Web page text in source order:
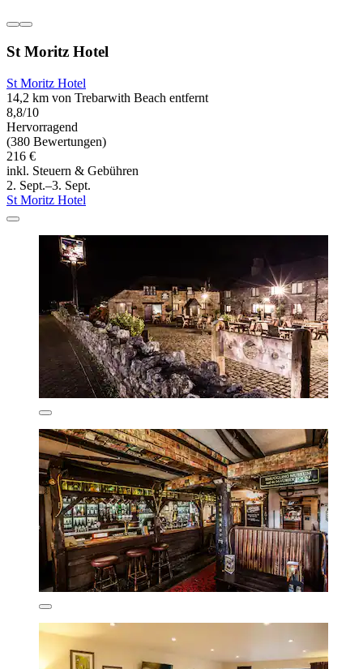
St Moritz Hotel
St Moritz Hotel
14,2 km von Trebarwith Beach entfernt
8,8/10
Hervorragend
(380 Bewertungen)
216 €
inkl. Steuern & Gebühren
2. Sept.–3. Sept.
St Moritz Hotel